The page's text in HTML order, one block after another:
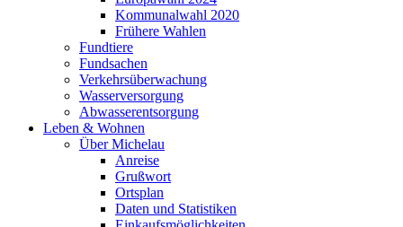
Kommunalwahl 2020
Frühere Wahlen
Fundtiere
Fundsachen
Verkehrsüberwachung
Wasserversorgung
Abwasserentsorgung
Leben & Wohnen
Über Michelau
Anreise
Grußwort
Ortsplan
Daten und Statistiken